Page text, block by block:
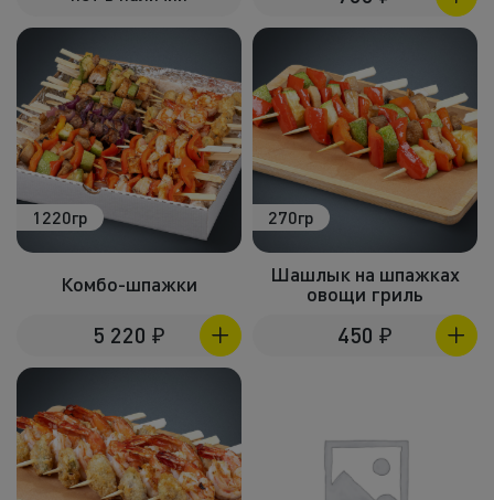
1220гр
Комбо-шпажки
5 220 ₽
270гр
Шашлык на шпажках
овощи гриль
450 ₽